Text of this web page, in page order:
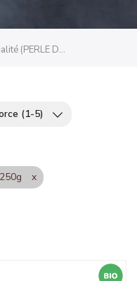
Cafés de spécialité (PERLE DE CAFÉ)
(1-5)
sens descendant